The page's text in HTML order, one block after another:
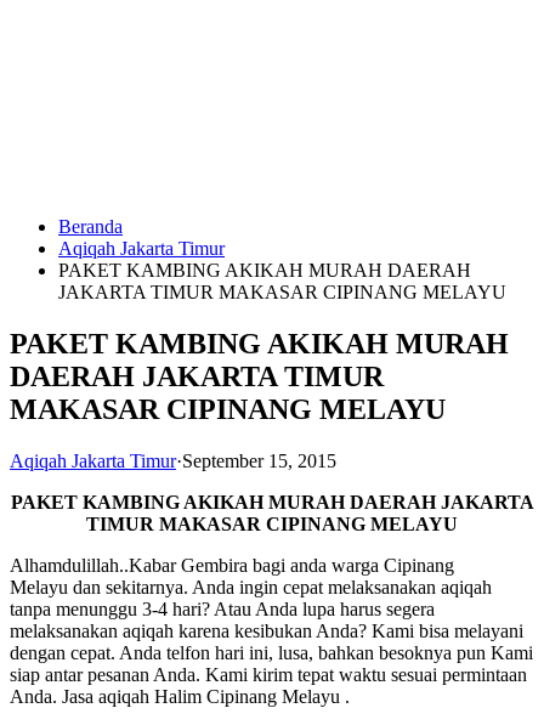
HUBUNGI
KAMI
0823
6713
Beranda
Aqiqah Jakarta Timur
PAKET KAMBING AKIKAH MURAH DAERAH
JAKARTA TIMUR MAKASAR CIPINANG MELAYU
PAKET KAMBING AKIKAH MURAH
DAERAH JAKARTA TIMUR
MAKASAR CIPINANG MELAYU
Aqiqah Jakarta Timur·September 15, 2015
PAKET KAMBING AKIKAH MURAH DAERAH JAKARTA
TIMUR MAKASAR CIPINANG MELAYU
Alhamdulillah..Kabar Gembira bagi anda warga Cipinang
Melayu dan sekitarnya. Anda ingin cepat melaksanakan aqiqah
tanpa menunggu 3-4 hari? Atau Anda lupa harus segera
melaksanakan aqiqah karena kesibukan Anda? Kami bisa melayani
dengan cepat. Anda telfon hari ini, lusa, bahkan besoknya pun Kami
siap antar pesanan Anda. Kami kirim tepat waktu sesuai permintaan
Anda. Jasa aqiqah Halim Cipinang Melayu .